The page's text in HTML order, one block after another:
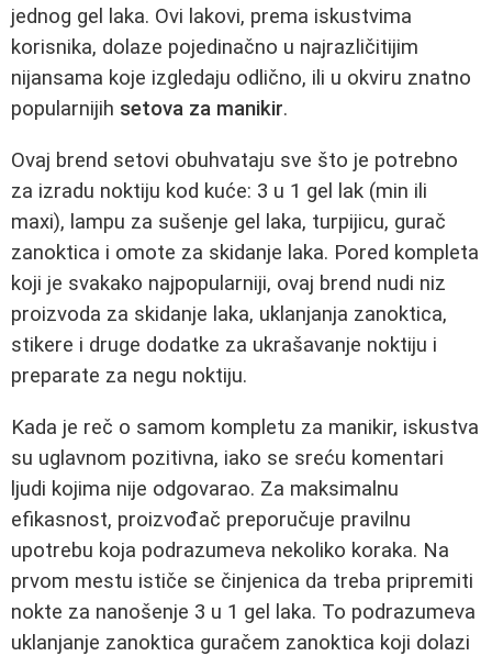
jednog gel laka. Ovi lakovi, prema iskustvima
korisnika, dolaze pojedinačno u najrazličitijim
nijansama koje izgledaju odlično, ili u okviru znatno
popularnijih setova za manikir.
Ovaj brend setovi obuhvataju sve što je potrebno
za izradu noktiju kod kuće: 3 u 1 gel lak (min ili
maxi), lampu za sušenje gel laka, turpijicu, gurač
zanoktica i omote za skidanje laka. Pored kompleta
koji je svakako najpopularniji, ovaj brend nudi niz
proizvoda za skidanje laka, uklanjanja zanoktica,
stikere i druge dodatke za ukrašavanje noktiju i
preparate za negu noktiju.
Kada je reč o samom kompletu za manikir, iskustva
su uglavnom pozitivna, iako se sreću komentari
ljudi kojima nije odgovarao. Za maksimalnu
efikasnost, proizvođač preporučuje pravilnu
upotrebu koja podrazumeva nekoliko koraka. Na
prvom mestu ističe se činjenica da treba pripremiti
nokte za nanošenje 3 u 1 gel laka. To podrazumeva
uklanjanje zanoktica guračem zanoktica koji dolazi